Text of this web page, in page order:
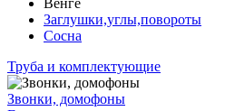
Венге
Заглушки,углы,повороты
Сосна
Труба и комплектующие
Звонки, домофоны